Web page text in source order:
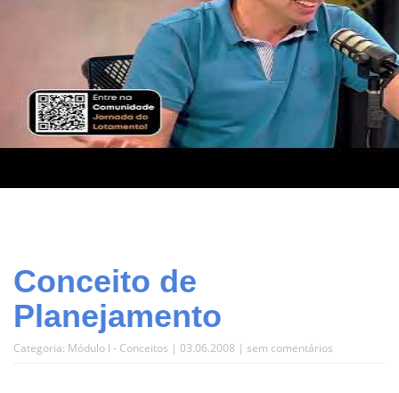
Conceito de
Planejamento
Categoria: Módulo I - Conceitos | 03.06.2008 | sem comentários